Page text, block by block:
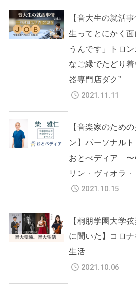
【音大生の就活
生ってとにかく
うんです」トロ
なご縁でたどり
器専門店ダク”
2021.11.11
【音楽家のため
ン】パーソナル
おとぺディア 〜
リン・ヴィオラ
2021.10.15
【桐朋学園大学
に聞いた】コロ
生活
2021.10.06